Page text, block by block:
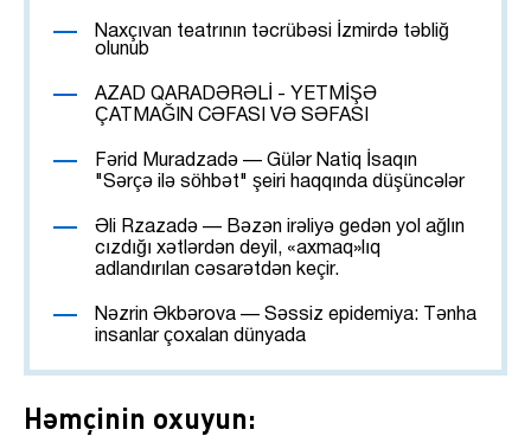
Naxçıvan teatrının təcrübəsi İzmirdə təbliğ
olunub
AZAD QARADƏRƏLİ - YETMİŞƏ
ÇATMAĞIN CƏFASI VƏ SƏFASI
Fərid Muradzadə — Gülər Natiq İsaqın
"Sərçə ilə söhbət" şeiri haqqında düşüncələr
Əli Rzazadə — Bəzən irəliyə gedən yol ağlın
cızdığı xətlərdən deyil, «axmaq»lıq
adlandırılan cəsarətdən keçir.
Nəzrin Əkbərova — Səssiz epidemiya: Tənha
insanlar çoxalan dünyada
Həmçinin oxuyun: